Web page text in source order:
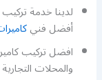
لدينا خدمة
أفضل فني
افضل تركيب
والمحلات